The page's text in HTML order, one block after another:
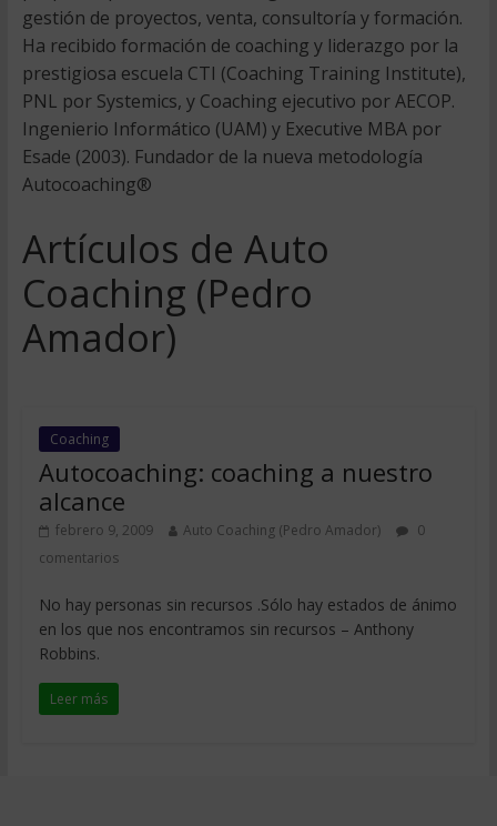
gestión de proyectos, venta, consultoría y formación.
Ha recibido formación de coaching y liderazgo por la
prestigiosa escuela CTI (Coaching Training Institute),
PNL por Systemics, y Coaching ejecutivo por AECOP.
Ingenierio Informático (UAM) y Executive MBA por
Esade (2003). Fundador de la nueva metodología
Autocoaching®
Artículos de Auto
Coaching (Pedro
Amador)
Coaching
Autocoaching: coaching a nuestro
alcance
febrero 9, 2009 Auto Coaching (Pedro Amador)
0
comentarios
No hay personas sin recursos .Sólo hay estados de ánimo
en los que nos encontramos sin recursos – Anthony
Robbins.
Leer más